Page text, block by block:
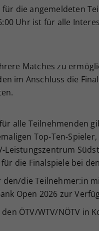
die angemeldeten
Uhr ist für alle
Matches zu
im Anschluss die
alle Teilnehmenden
Top-Ten-
Leistungszentrum
die Finalspiele bei
den/die Teilnehmer:in
Open 2026 zur
ÖTV/WTV/NÖTV in